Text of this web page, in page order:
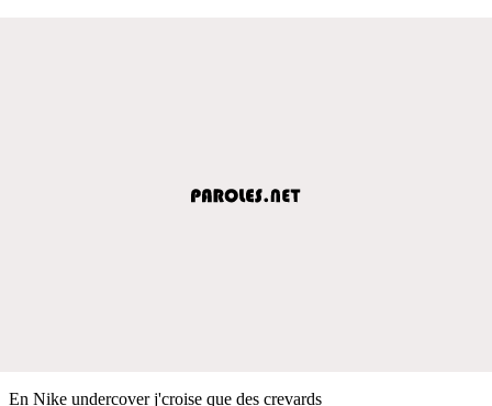
En Nike undercover j'croise que des crevards